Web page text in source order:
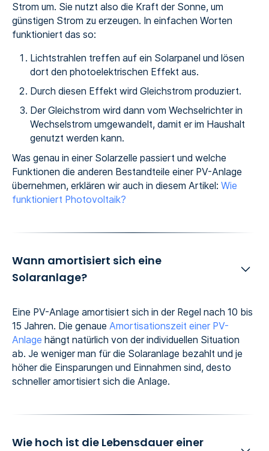
Strom um. Sie nutzt also die Kraft der Sonne, um
günstigen Strom zu erzeugen. In einfachen Worten
funktioniert das so:
Lichtstrahlen treffen auf ein Solarpanel und lösen
dort den photoelektrischen Effekt aus.
Durch diesen Effekt wird Gleichstrom produziert.
Der Gleichstrom wird dann vom Wechselrichter in
Wechselstrom umgewandelt, damit er im Haushalt
genutzt werden kann.
Was genau in einer Solarzelle passiert und welche
Funktionen die anderen Bestandteile einer PV-Anlage
übernehmen, erklären wir auch in diesem Artikel: Wie
funktioniert Photovoltaik?
Wann amortisiert sich eine
Solaranlage?
Eine PV-Anlage amortisiert sich in der Regel nach 10 bis
15 Jahren. Die genaue Amortisationszeit einer PV-
Anlage hängt natürlich von der individuellen Situation
ab. Je weniger man für die Solaranlage bezahlt und je
höher die Einsparungen und Einnahmen sind, desto
schneller amortisiert sich die Anlage.
Wie hoch ist die Lebensdauer einer